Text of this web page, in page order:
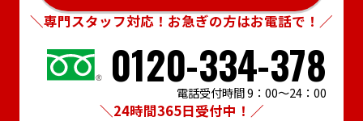
＼専門スタッフ対応！お急ぎの方はお電話で！／
0120-334-378
電話受付時間 9：00～24：00
＼24時間365日受付中！／